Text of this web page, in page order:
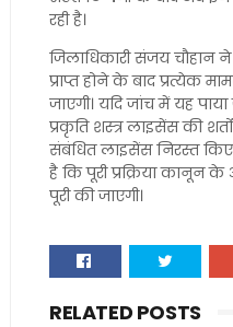
रही है।
जिलाधिकारी संजय चौहान
प्राप्त होने के बाद प्रत्येक
जाएगी। यदि जांच में यह
प्रकृति शस्त्र लाइसेंस की
संबंधित लाइसेंस निरस्त
है कि पूरी प्रक्रिया कानून
पूरी की जाएगी।
RELATED POSTS